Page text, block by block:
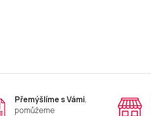
Přemýšlíme s Vámi,
pomůžeme